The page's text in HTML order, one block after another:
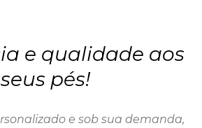
e qualidade aos
seus pés!
e sob sua demanda,